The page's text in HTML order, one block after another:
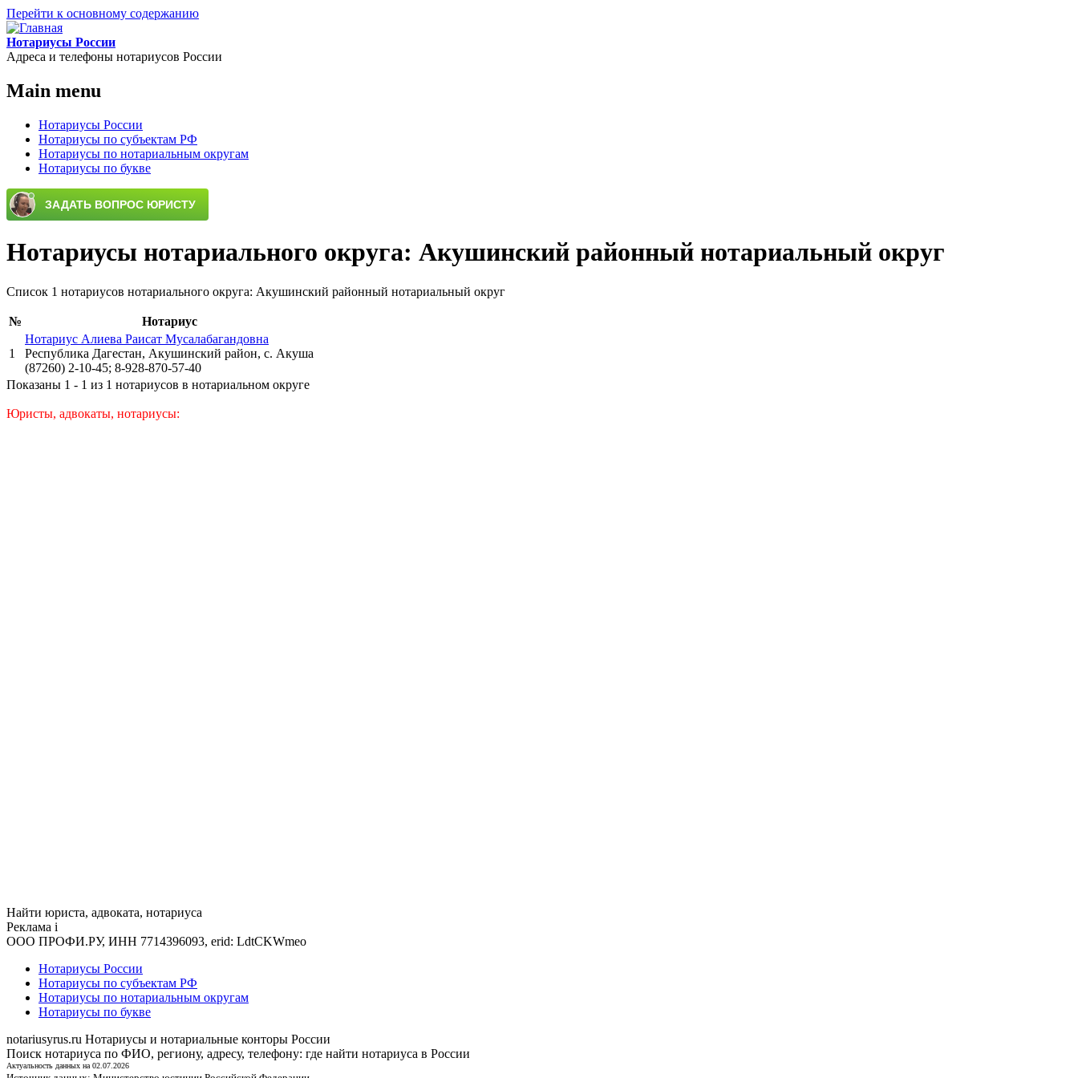
Перейти к основному содержанию
Нотариусы России
Адреса и телефоны нотариусов России
Main menu
Нотариусы России
Нотариусы по субъектам РФ
Нотариусы по нотариальным округам
Нотариусы по букве
Нотариусы нотариального округа: Акушинский районный нотариальный округ
Список 1 нотариусов нотариального округа: Акушинский районный нотариальный округ
№ Нотариус
1
Нотариус Алиева Раисат Мусалабагандовна
Республика Дагестан, Акушинский район, с. Акуша
(87260) 2-10-45; 8-928-870-57-40
Показаны 1 - 1 из 1 нотариусов в нотариальном округе
Юристы, адвокаты, нотариусы:
Найти юриста, адвоката, нотариуса
Реклама i
ООО ПРОФИ.РУ, ИНН 7714396093, erid: LdtCKWmeo
Нотариусы России
Нотариусы по субъектам РФ
Нотариусы по нотариальным округам
Нотариусы по букве
notariusyrus.ru Нотариусы и нотариальные конторы России
Поиск нотариуса по ФИО, региону, адресу, телефону: где найти нотариуса в России
Актуальность данных на 02.07.2026